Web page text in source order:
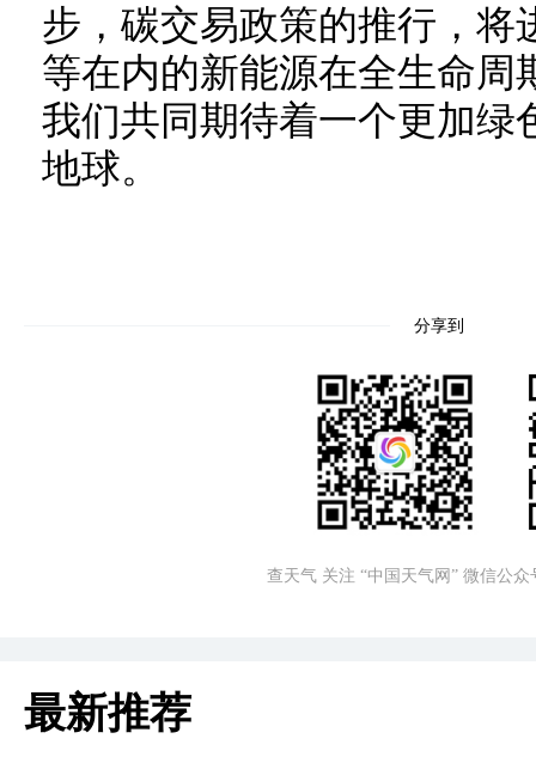
步，碳交易政策的推行，将
等在内的新能源在全生命周
我们共同期待着一个更加绿
地球。
分享到
查天气 关注 “中国天气网” 微信公众
最新推荐